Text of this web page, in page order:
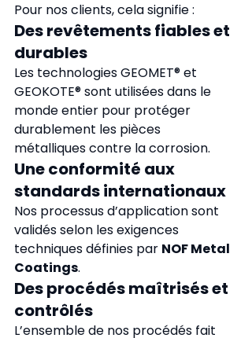
Pour nos clients, cela signifie :
Des revêtements fiables et
durables
Les technologies GEOMET® et
GEOKOTE® sont utilisées dans le
monde entier pour protéger
durablement les pièces
métalliques contre la corrosion.
Une conformité aux
standards internationaux
Nos processus d’application sont
validés selon les exigences
techniques définies par NOF Metal
Coatings.
Des procédés maîtrisés et
contrôlés
L’ensemble de nos procédés fait